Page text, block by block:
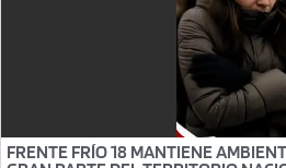
FRENTE FRÍO 18 MANTIENE